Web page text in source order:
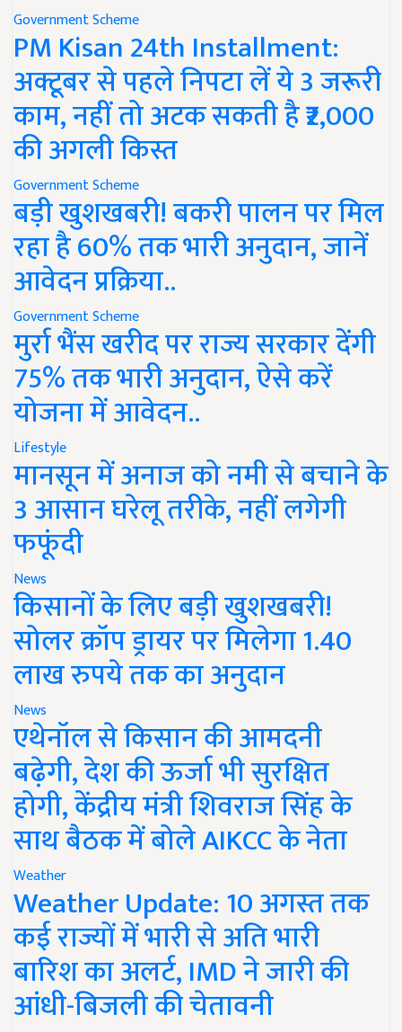
Government Scheme
PM Kisan 24th Installment:
अक्टूबर से पहले निपटा लें ये 3 जरूरी
काम, नहीं तो अटक सकती है ₹2,000
की अगली किस्त
Government Scheme
बड़ी खुशखबरी! बकरी पालन पर मिल
रहा है 60% तक भारी अनुदान, जानें
आवेदन प्रक्रिया..
Government Scheme
मुर्रा भैंस खरीद पर राज्य सरकार देंगी
75% तक भारी अनुदान, ऐसे करें
योजना में आवेदन..
Lifestyle
मानसून में अनाज को नमी से बचाने के
3 आसान घरेलू तरीके, नहीं लगेगी
फफूंदी
News
किसानों के लिए बड़ी खुशखबरी!
सोलर क्रॉप ड्रायर पर मिलेगा 1.40
लाख रुपये तक का अनुदान
News
एथेनॉल से किसान की आमदनी
बढ़ेगी, देश की ऊर्जा भी सुरक्षित
होगी, केंद्रीय मंत्री शिवराज सिंह के
साथ बैठक में बोले AIKCC के नेता
Weather
Weather Update: 10 अगस्त तक
कई राज्यों में भारी से अति भारी
बारिश का अलर्ट, IMD ने जारी की
आंधी-बिजली की चेतावनी